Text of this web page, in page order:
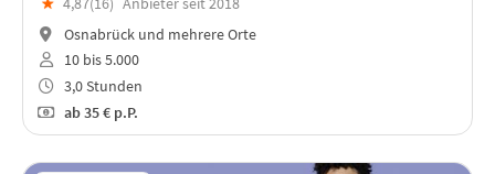
Osnabrück und mehrere Orte
10 bis 5.000
3,0 Stunden
ab35 € p.P.